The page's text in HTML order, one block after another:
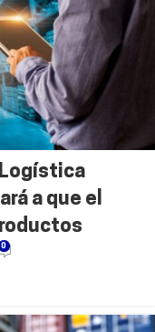
a que el
0